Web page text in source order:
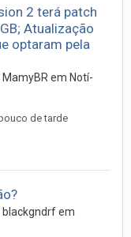
2 terá patch
Atualização
optaram pela
MamyBR em Notí­
de tarde
blackgndrfem